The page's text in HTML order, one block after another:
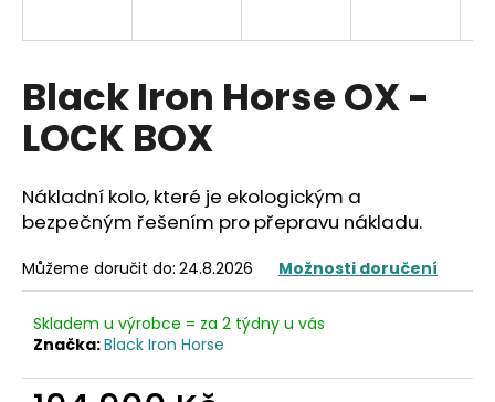
Black Iron Horse OX -
LOCK BOX
Nákladní kolo, které je ekologickým a
bezpečným řešením pro přepravu nákladu.
Můžeme doručit do: 24.8.2026 Možnosti doručení
Skladem u výrobce = za 2 týdny u vás
Značka:Black Iron Horse
í
t
?
D
o